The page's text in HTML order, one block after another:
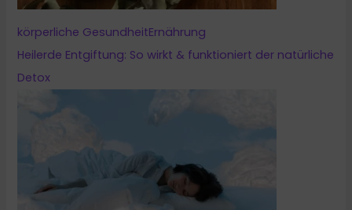
körperliche GesundheitErnährung
Heilerde Entgiftung: So wirkt & funktioniert der natürliche
Detox